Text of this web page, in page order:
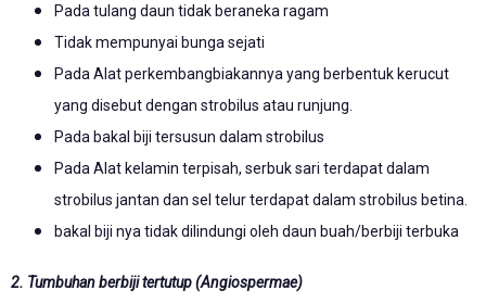
Pada tulang daun tidak beraneka ragam
Tidak mempunyai bunga sejati
Pada Alat perkembangbiakannya yang berbentuk kerucut
yang disebut dengan strobilus atau runjung.
Pada bakal biji tersusun dalam strobilus
Pada Alat kelamin terpisah, serbuk sari terdapat dalam
strobilus jantan dan sel telur terdapat dalam strobilus betina.
bakal biji nya tidak dilindungi oleh daun buah/berbiji terbuka
2. Tumbuhan berbiji tertutup (Angiospermae)